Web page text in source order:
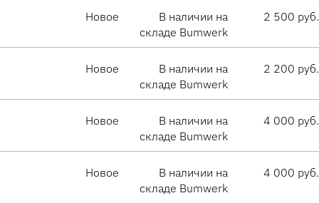
Новое
В наличии на
складе Bumwerk
2 500 руб.
Новое
В наличии на
складе Bumwerk
2 200 руб.
Новое
В наличии на
складе Bumwerk
4 000 руб.
Новое
В наличии на
складе Bumwerk
4 000 руб.